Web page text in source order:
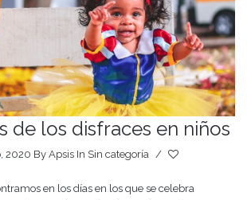
de los disfraces en niños
2020 By Apsis In Sin categoría /
en los días en los que se celebra